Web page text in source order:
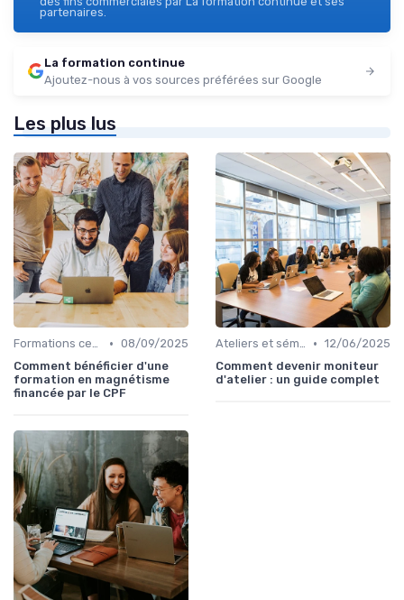
partenaires.
La formation continue
Ajoutez-nous à vos sources préférées sur Google
Les plus lus
Formations certifiantes • 08/09/2025
Comment bénéficier d'une
formation en magnétisme
financée par le CPF
Ateliers et séminaires • 12/06/2025
Comment devenir moniteur
d'atelier : un guide complet